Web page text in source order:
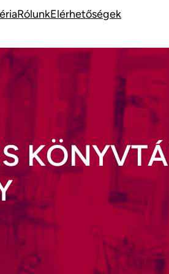
RólunkElérhetőségek